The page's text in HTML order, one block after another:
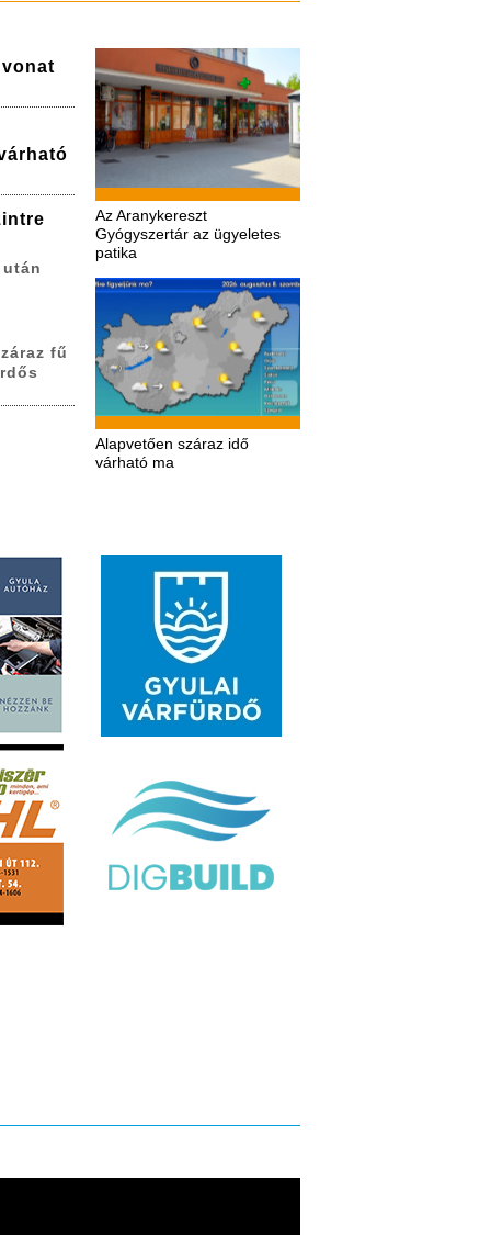
Az Aranykereszt
Gyógyszertár az ügyeletes
patika
Alapvetően száraz idő
várható ma
fű